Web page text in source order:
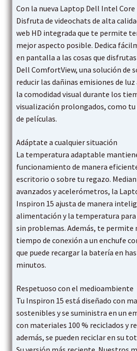
Con la nueva Laptop Dell Intel Core
Disfruta de videochats de alta
web HD integrada que te permite
mejor aspecto posible. Dedica
en pantalla a las cosas que
Dell ComfortView, una solución de
reducir las dañinas emisiones de
la comodidad visual durante los
visualización prolongados, como
de películas.
Adáptate a cualquier situación
La temperatura adaptable
funcionamiento de manera
escritorio o sobre tu regazo.
avanzados y acelerómetros, la
Inspiron 15 ajusta de manera
alimentación y la temperatura
sin problemas. Además, te permite
tiempo de conexión a un enchufe
que puede recargar la batería en
minutos.
Respetuoso con el medioambiente
Tu Inspiron 15 está diseñado con
sostenibles y se suministra en un
con materiales 100 % reciclados y
además, se pueden reciclar en su